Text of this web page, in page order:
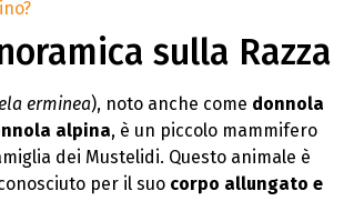
sulla Razza
erminea), noto anche come donnola
alpina, è un piccolo mammifero
dei Mustelidi. Questo animale è
per il suo corpo allungato e